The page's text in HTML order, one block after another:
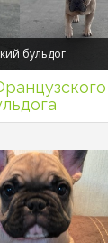
бульдог